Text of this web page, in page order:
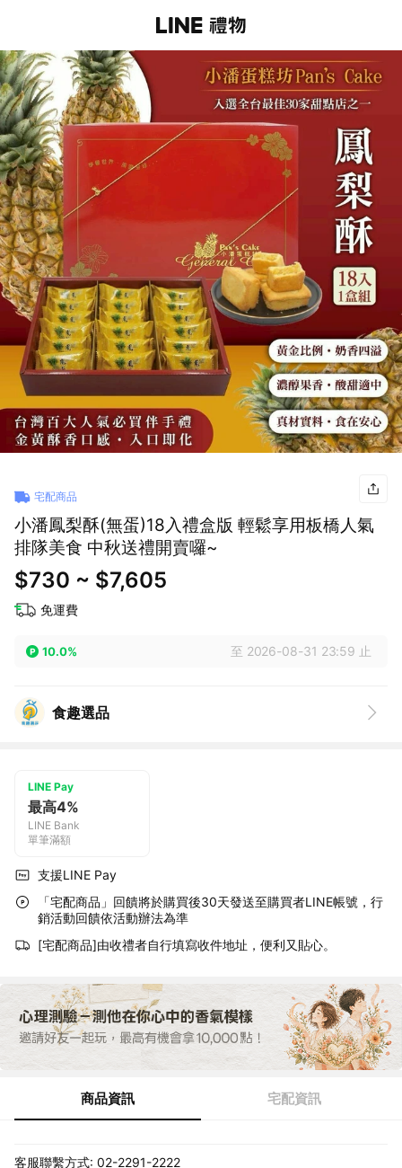
宅配商品
小潘鳳梨酥(無蛋)18入禮盒版 輕鬆享用板橋人氣
排隊美食 中秋送禮開賣囉~
$730 ~ $7,605
免運費
10.0% 至 2026-08-31 23:59 止
食趣選品
LINE Pay
最高4%
LINE Bank
單筆滿額
支援LINE Pay
「宅配商品」回饋將於購買後30天發送至購買者LINE帳號，行
銷活動回饋依活動辦法為準
[宅配商品]由收禮者自行填寫收件地址，便利又貼心。
商品資訊 宅配資訊
客服聯繫方式: 02-2291-2222